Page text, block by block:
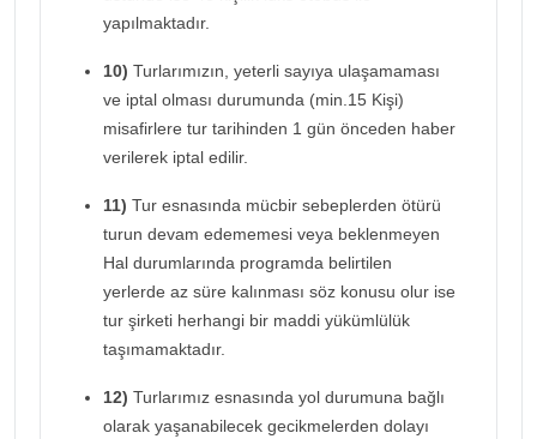
yapılmaktadır.
10) Turlarımızın, yeterli sayıya ulaşamaması
ve iptal olması durumunda (min.15 Kişi)
misafirlere tur tarihinden 1 gün önceden haber
verilerek iptal edilir.
11) Tur esnasında mücbir sebeplerden ötürü
turun devam edememesi veya beklenmeyen
Hal durumlarında programda belirtilen
yerlerde az süre kalınması söz konusu olur ise
tur şirketi herhangi bir maddi yükümlülük
taşımamaktadır.
12) Turlarımız esnasında yol durumuna bağlı
olarak yaşanabilecek gecikmelerden dolayı